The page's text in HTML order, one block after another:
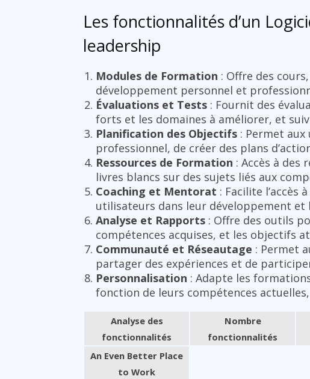
Les fonctionnalités d’un
leadership
Modules de Formation : Offre des
développement personnel et
Évaluations et Tests : Fournit des
forts et les domaines à améliorer, et
Planification des Objectifs : Permet
professionnel, de créer des plans
Ressources de Formation : Accès à des
livres blancs sur des sujets liés aux
Coaching et Mentorat : Facilite l’accès
utilisateurs dans leur développement et
Analyse et Rapports : Offre des outils
compétences acquises, et les objectifs
Communauté et Réseautage : Permet
partager des expériences et de
Personnalisation : Adapte les
fonction de leurs compétences
Analyse des
fonctionnalités
Nombre
fonctionnalités
An Even Better Place
to Work